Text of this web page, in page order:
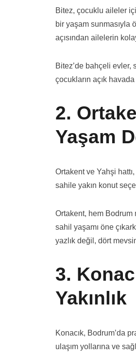
Bitez, çocuklu aileler
bir yaşam sunmasıyla
açısından ailelerin
Bitez’de bahçeli
çocukların açık
2.
Yaşam
Ortakent ve Yahşi
sahile yakın konut
Ortakent, hem Bodrum
sahil yaşamı öne
yazlık değil, dört
3.
Yakınlık
Konacık, Bodrum’da
ulaşım yollarına ve